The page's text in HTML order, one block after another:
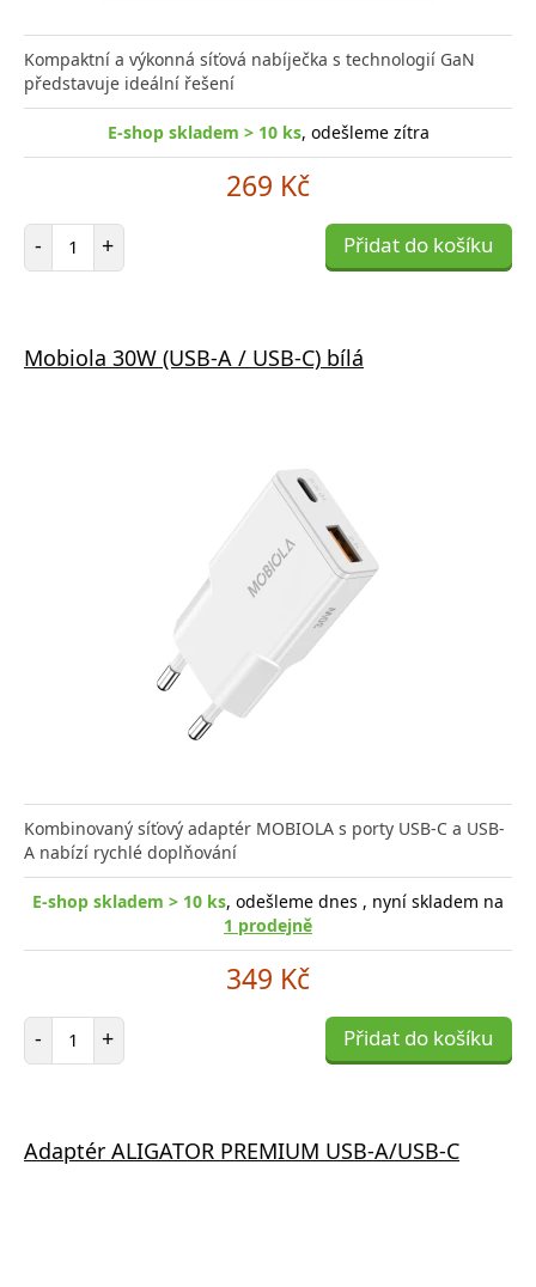
Kompaktní a výkonná síťová nabíječka s technologií GaN
představuje ideální řešení
E-shop skladem > 10 ks, odešleme zítra
269 Kč
- Počet položek
+ Přidat do košíku
Mobiola 30W (USB-A / USB-C) bílá
Kombinovaný síťový adaptér MOBIOLA s porty USB-C a USB-
A nabízí rychlé doplňování
E-shop skladem > 10 ks, odešleme dnes , nyní skladem na
1 prodejně
349 Kč
- Počet položek
+ Přidat do košíku
Adaptér ALIGATOR PREMIUM USB-A/USB-C